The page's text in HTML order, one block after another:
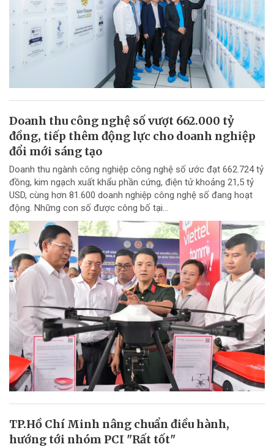
Doanh thu công nghệ số vượt 662.000 tỷ
đồng, tiếp thêm động lực cho doanh nghiệp
đổi mới sáng tạo
Doanh thu ngành công nghiệp công nghệ số ước đạt 662.724 tỷ
đồng, kim ngạch xuất khẩu phần cứng, điện tử khoảng 21,5 tỷ
USD, cùng hơn 81.600 doanh nghiệp công nghệ số đang hoạt
động. Những con số được công bố tại...
TP.Hồ Chí Minh nâng chuẩn điều hành,
hướng tới nhóm PCI "Rất tốt"